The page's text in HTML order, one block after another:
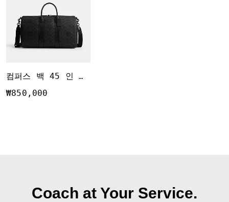
컴퍼스 백 45 인 시그니처 캔버스
₩850,000
Coach at Your Service.